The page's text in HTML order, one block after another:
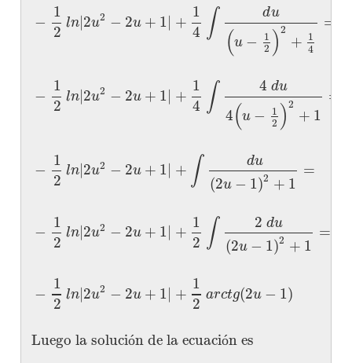
− 1
2 ln|2u2 − 2u+1| + 1
4 ∫ du
(u− 1
2)2 + 1
4
=
− 1
2 ln|2u2 − 2u+1| + 1
4 ∫ 4 du
4(u− 1
2)2 +1
=
− 1
2 ln|2u2 − 2u+1| + ∫ du
(2u− 1)2 +1
=
− 1
2 ln|2u2 − 2u+1| + 1
2 ∫ 2 du
(2u− 1)2 +1
=
− 1
2 ln|2u2 − 2u+1| + 1
2 arctg(2u− 1)
Luego la solución de la ecuación es